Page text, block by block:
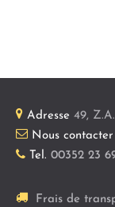
Adresse 49,
Nous
Tel. 00352 23
Frais de